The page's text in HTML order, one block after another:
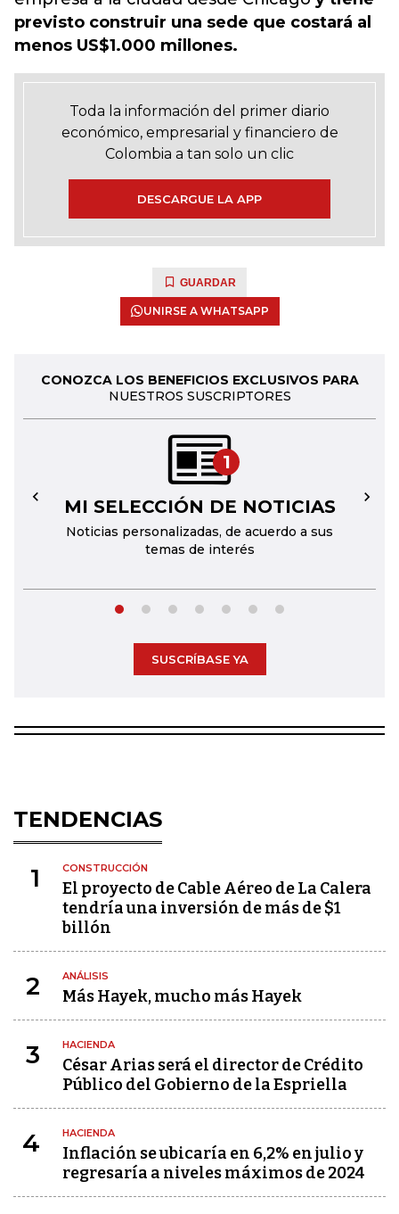
previsto construir una sede que costará al
menos US$1.000 millones.
Toda la información del primer diario
económico, empresarial y financiero de
Colombia a tan solo un clic
DESCARGUE LA APP
GUARDAR
UNIRSE A WHATSAPP
CONOZCA LOS BENEFICIOS EXCLUSIVOS PARA
NUESTROS SUSCRIPTORES
1
MI SELECCIÓN DE NOTICIAS
Noticias personalizadas, de acuerdo a sus
temas de interés
← →
SUSCRÍBASE YA
TENDENCIAS
1 CONSTRUCCIÓN
El proyecto de Cable Aéreo de La Calera
tendría una inversión de más de $1
billón
2 ANÁLISIS
Más Hayek, mucho más Hayek
3 HACIENDA
César Arias será el director de Crédito
Público del Gobierno de la Espriella
4 HACIENDA
Inflación se ubicaría en 6,2% en julio y
regresaría a niveles máximos de 2024